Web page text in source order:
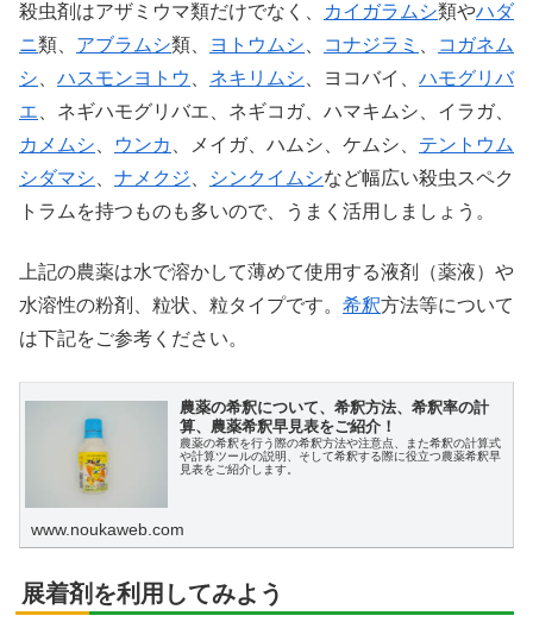
殺虫剤はアザミウマ類だけでなく、 カイガラムシ類やハダ
ニ類、 アブラムシ類、 ヨトウムシ、 コナジラミ 、
コガネム
シ、 ハスモンヨトウ 、 ネキリムシ、ヨコバイ、 ハモグリバ
エ、ネギハモグリバエ、ネギコガ、ハマキムシ、イラガ、
カメムシ、 ウンカ 、メイガ、ハムシ、ケムシ、 テントウム
シダマシ、 ナメクジ、 シンクイムシなど幅広い殺虫スペク
トラムを持つものも多いので、うまく活用しましょう。
上記の農薬は水で溶かして薄めて使用する液剤（薬液）や
水溶性の粉剤、粒状、粒タイプです。 希釈方法等について
は下記をご参考ください。
農薬の希釈について、希釈方法、希釈率の計
算、農薬希釈早見表をご紹介！
農薬の希釈を行う際の希釈方法や注意点、また希釈の計算式
や計算ツールの説明、そして希釈する際に役立つ農薬希釈早
見表をご紹介します。
www.noukaweb.com
展着剤を利用してみよう
LinkedIn
コピー